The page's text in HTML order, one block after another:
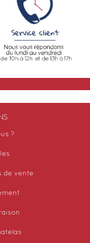
?
de vente